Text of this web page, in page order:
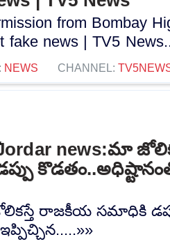
from Bombay
fake news | TV5
NEWS CHANNEL:
news:మా
రాజకీయ సమాధికి